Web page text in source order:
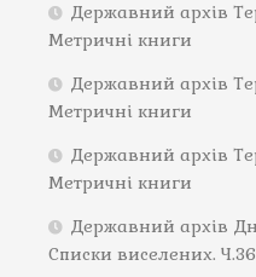
Державний архів
Метричні книги
Державний архів
Метричні книги
Державний архів
Метричні книги
Державний архів
Списки виселених. Ч.36